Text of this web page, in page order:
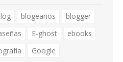
blogeaños
blogger
E-ghost
ebooks
Google